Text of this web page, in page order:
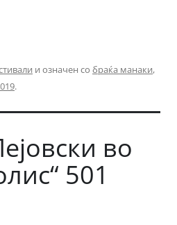
и означен со браќа манаки,
.
во
501